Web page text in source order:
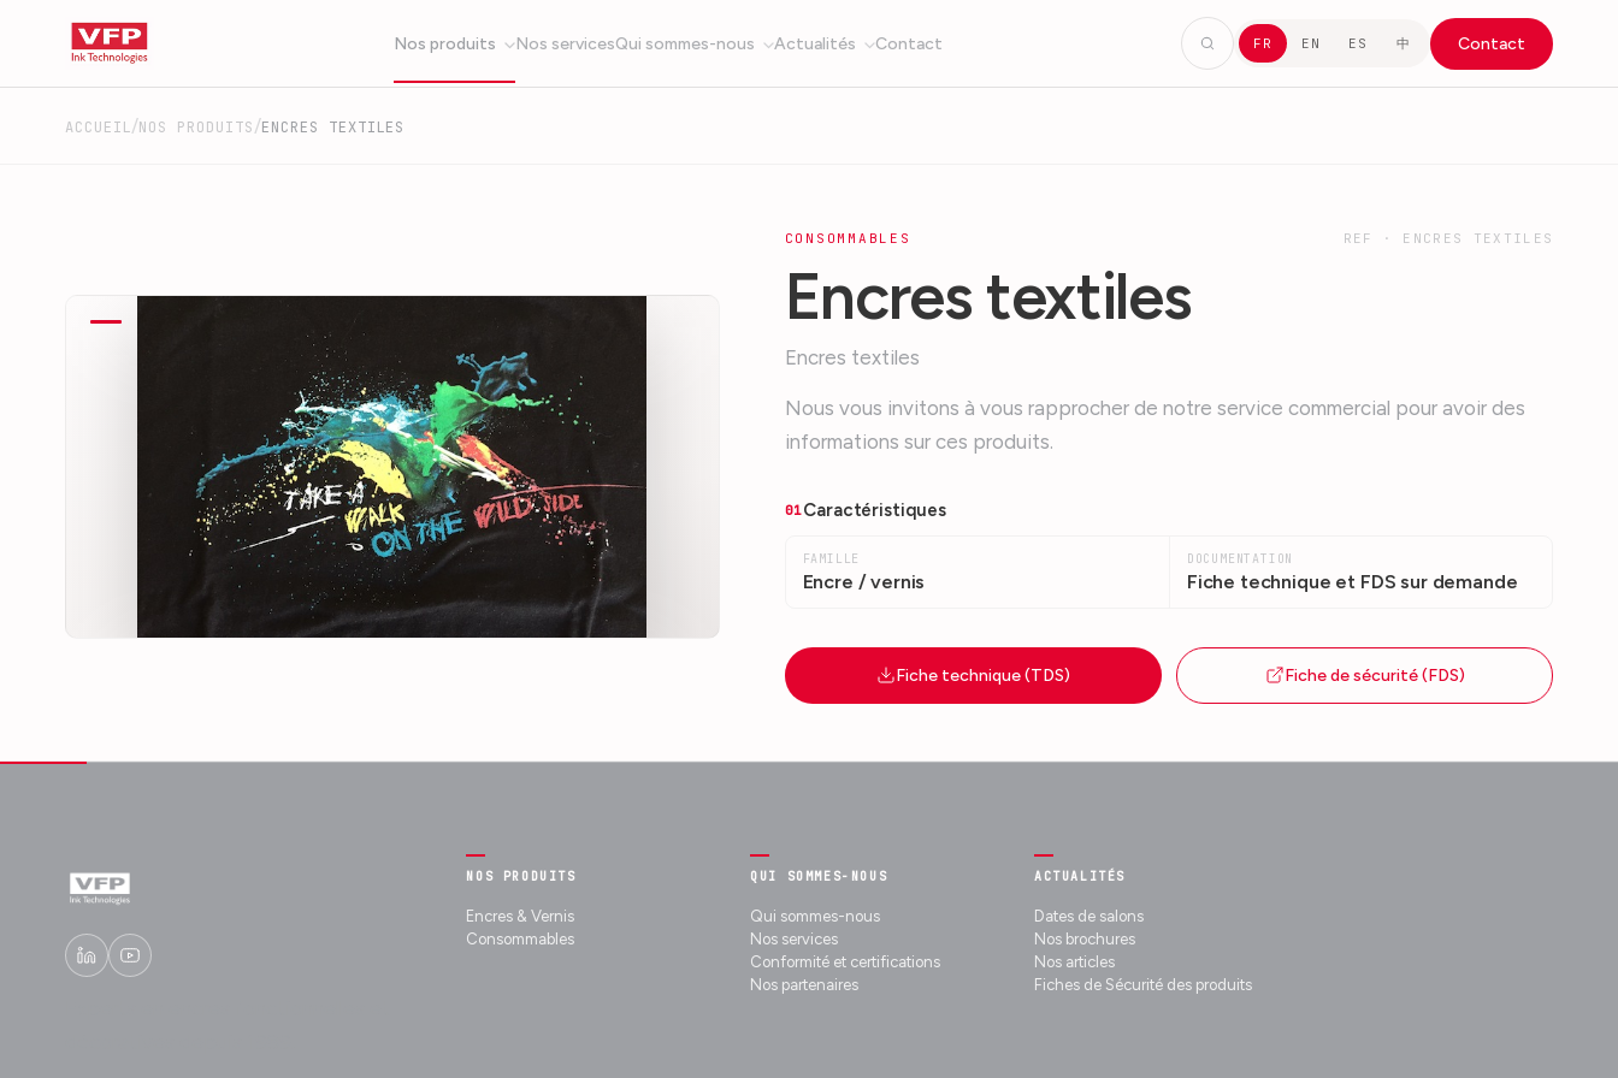
Nos produits Nos servicesQui sommes-nous Actualités Contact FR EN ES 中 Contact
ACCUEIL/NOS PRODUITS/ENCRES TEXTILES
CONSOMMABLES REF · ENCRES TEXTILES
Encres textiles
Encres textiles
Nous vous invitons à vous rapprocher de notre service commercial pour avoir des
informations sur ces produits.
01Caractéristiques
FAMILLE
Encre / vernis
DOCUMENTATION
Fiche technique et FDS sur demande
Fiche technique (TDS) Fiche de sécurité (FDS)
NOS PRODUITS
Encres & Vernis
Consommables
QUI SOMMES-NOUS
Qui sommes-nous
Nos services
Conformité et certifications
Nos partenaires
ACTUALITÉS
Dates de salons
Nos brochures
Nos articles
Fiches de Sécurité des produits